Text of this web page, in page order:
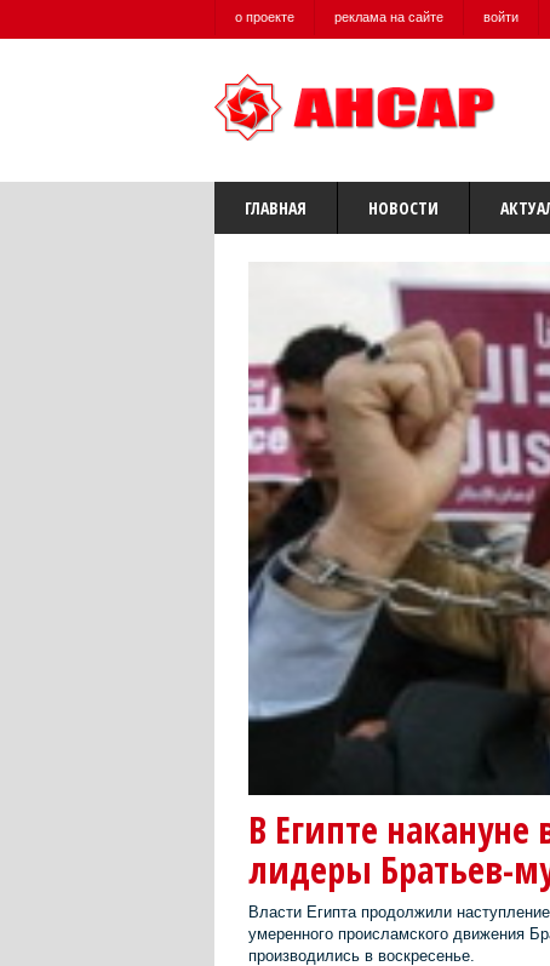
о проекте реклама на сайте войти
ГЛАВНАЯ НОВОСТИ
В Египте
лидеры Братьев-
Власти Египта продолжили
умеренного происламского движения
производились в воскресенье.